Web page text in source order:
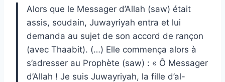
Alors que le Messager d’Allah (saw) était
assis, soudain, Juwayriyah entra et lui
demanda au sujet de son accord de rançon
(avec Thaabit). (…) Elle commença alors à
s’adresser au Prophète (saw) : « Ô Messager
d’Allah ! Je suis Juwayriyah, la fille d’al-